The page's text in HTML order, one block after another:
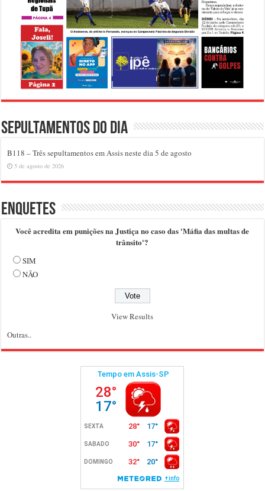
Sepultamentos do dia
B118 – Três sepultamentos em Assis neste dia 5 de agosto
5 de agosto de 2026
Enquetes
Você acredita em punições na Justiça no caso das 'Máfia das multas de
trânsito'?
SIM
NÃO
View Results
Outras..